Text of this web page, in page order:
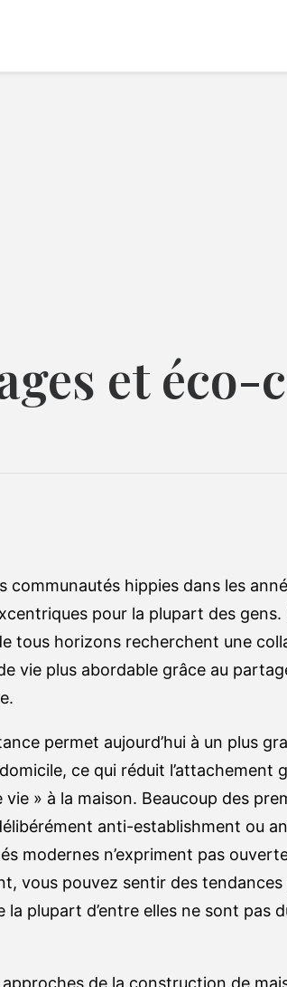
et éco-
communautés hippies dans les
pour la plupart des
tous horizons recherchent une
vie plus abordable grâce au
permet aujourd’hui à un plus
ce qui réduit l’attachement
vie » à la maison. Beaucoup des
anti-establishment ou
modernes n’expriment pas
vous pouvez sentir des
la plupart d’entre elles ne sont pas
de la construction de